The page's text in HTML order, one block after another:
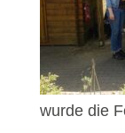
wurde die